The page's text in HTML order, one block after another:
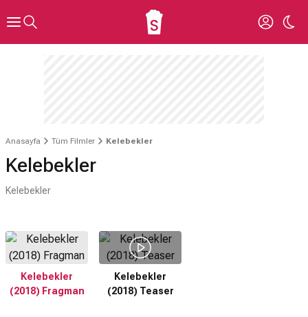
Anasayfa Tüm Filmler Kelebekler
Kelebekler
Kelebekler
Kelebekler
(2018) Fragman
Kelebekler
(2018) Teaser